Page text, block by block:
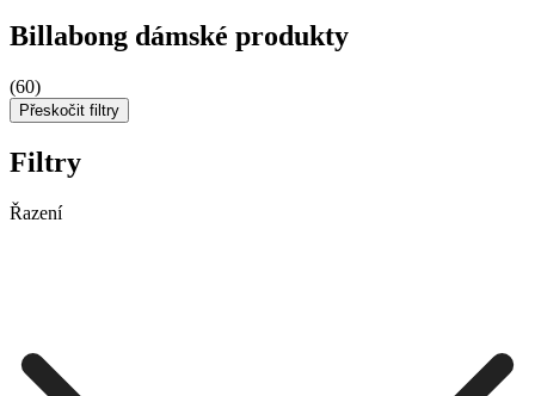
Billabong dámské produkty
(60)
Přeskočit filtry
Filtry
Řazení